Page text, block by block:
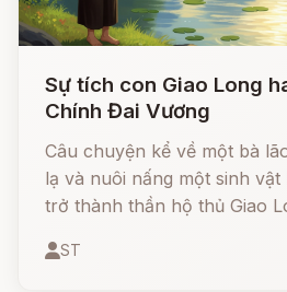
Sự tích con Giao Long
Chính Đai Vương
Câu chuyện kể về một bà
lạ và nuôi nấng một sinh
trở thành thần hộ thủ Giao
lành và ấm no. Tuy nhiên,
ST